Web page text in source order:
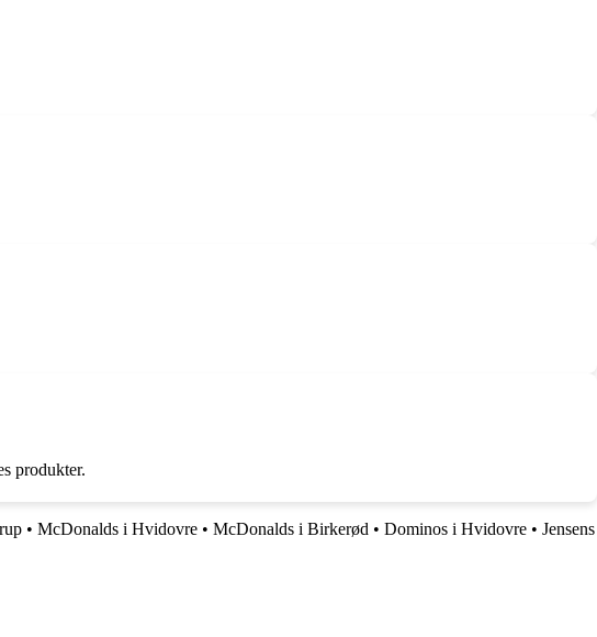
produkter.
• McDonalds i Hvidovre • McDonalds i Birkerød • Dominos i Hvidovre • Jensens